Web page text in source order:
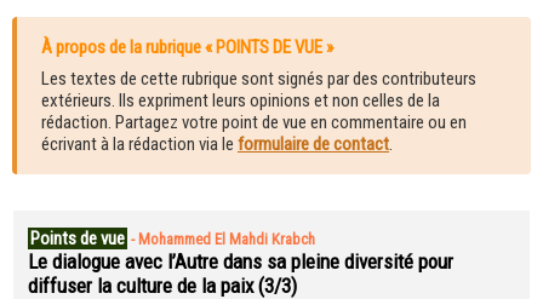
À propos de la rubrique « POINTS DE VUE »
Les textes de cette rubrique sont signés par des contributeurs
extérieurs. Ils expriment leurs opinions et non celles de la
rédaction. Partagez votre point de vue en commentaire ou en
écrivant à la rédaction via le formulaire de contact.
Points de vue - Mohammed El Mahdi Krabch
Le dialogue avec l’Autre dans sa pleine diversité pour
diffuser la culture de la paix (3/3)